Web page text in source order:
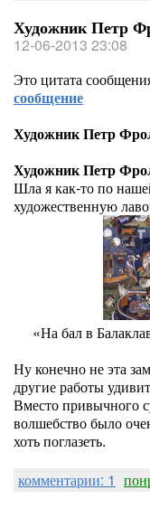
Художник Петр
12-06-2013 23:08
Это цитата
сообщение
Художник Петр
Художник Петр
Шла я как-то по
художественную
«На бал в
Ну конечно не эта
другие работы
Вместо привычного
волшебство было
хоть поглазеть.
комментарии: 1